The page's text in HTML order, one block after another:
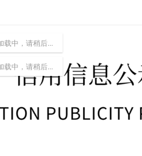
载中，请稍后...
载中，请稍后...